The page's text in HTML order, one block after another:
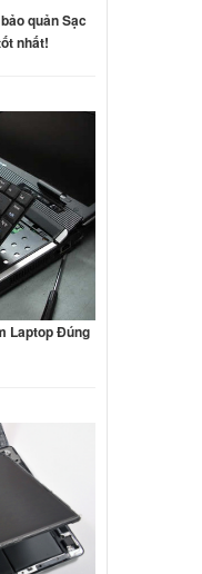
quản Sạc
nhất!
Laptop Đúng